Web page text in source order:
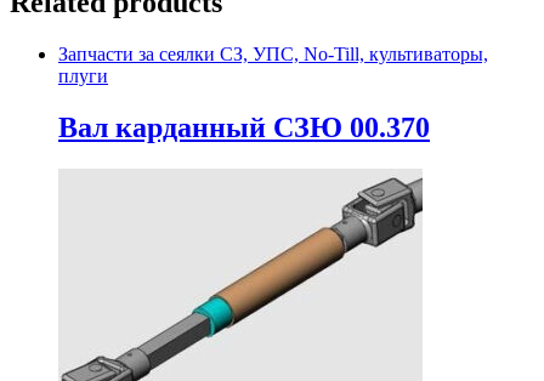
Запчасти за сеялки СЗ, УПС, No-Till, культиваторы,
плуги
Вал карданный СЗЮ 00.370